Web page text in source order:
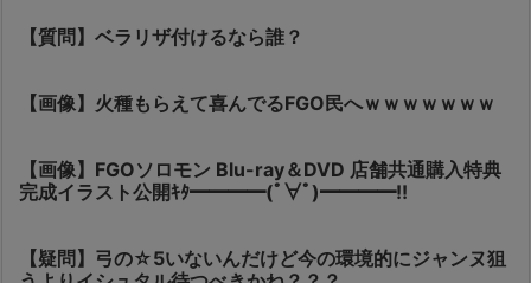
【質問】ベラリザ付けるなら誰？
【画像】火種もらえて喜んでるFGO民へｗｗｗｗｗｗｗ
【画像】FGOソロモン Blu-ray＆DVD 店舗共通購入特典
完成イラスト公開ｷﾀ━━━━(ﾟ∀ﾟ)━━━━!!
【疑問】弓の☆5いないんだけど今の環境的にジャンヌ狙